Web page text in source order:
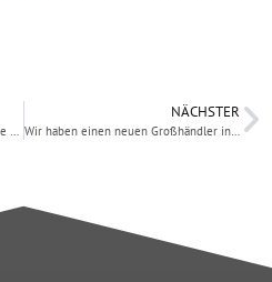
So wirkt sich die Corona-Krise auf die Gefahrgut-Branche aus
NÄCHSTER
Wir haben einen neuen Großhändler in Rumänien – und sorgen so auch international für mehr Sicherheit